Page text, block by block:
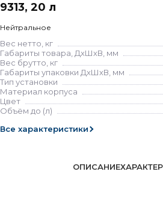
9313, 20 л
Нейтральное
Вес нетто, кг
Габариты товара, ДхШхВ, мм
Вес брутто, кг
Габариты упаковки ДхШхВ, мм
Тип установки
Материал корпуса
Цвет
Объём до (л)
Все характеристики
ОПИСАНИЕ